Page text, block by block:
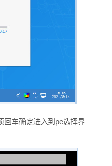
回车确定进入到pe选择界